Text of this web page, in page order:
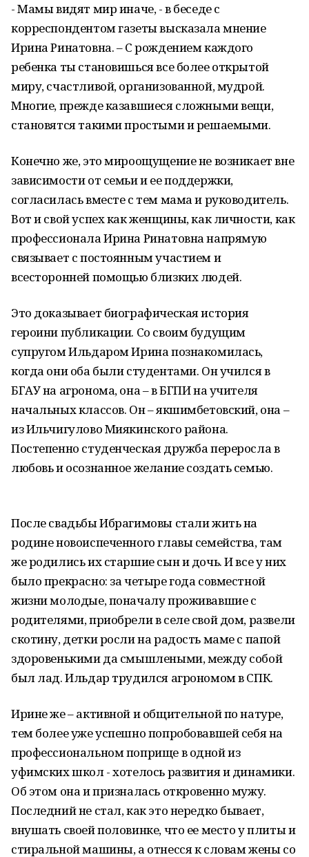
- Мамы видят мир иначе, - в беседе с
корреспондентом газеты высказала мнение
Ирина Ринатовна. – С рождением каждого
ребенка ты становишься все более открытой
миру, счастливой, организованной, мудрой.
Многие, прежде казавшиеся сложными вещи,
становятся такими простыми и решаемыми.
Конечно же, это мироощущение не возникает вне
зависимости от семьи и ее поддержки,
согласилась вместе с тем мама и руководитель.
Вот и свой успех как женщины, как личности, как
профессионала Ирина Ринатовна напрямую
связывает с постоянным участием и
всесторонней помощью близких людей.
Это доказывает биографическая история
героини публикации. Со своим будущим
супругом Ильдаром Ирина познакомилась,
когда они оба были студентами. Он учился в
БГАУ на агронома, она – в БГПИ на учителя
начальных классов. Он – якшимбетовский, она –
из Ильчигулово Миякинского района.
Постепенно студенческая дружба переросла в
любовь и осознанное желание создать семью.
После свадьбы Ибрагимовы стали жить на
родине новоиспеченного главы семейства, там
же родились их старшие сын и дочь. И все у них
было прекрасно: за четыре года совместной
жизни молодые, поначалу проживавшие с
родителями, приобрели в селе свой дом, развели
скотину, детки росли на радость маме с папой
здоровенькими да смышлеными, между собой
был лад. Ильдар трудился агрономом в СПК.
Ирине же – активной и общительной по натуре,
тем более уже успешно попробовавшей себя на
профессиональном поприще в одной из
уфимских школ - хотелось развития и динамики.
Об этом она и призналась откровенно мужу.
Последний не стал, как это нередко бывает,
внушать своей половинке, что ее место у плиты и
стиральной машины, а отнесся к словам жены со